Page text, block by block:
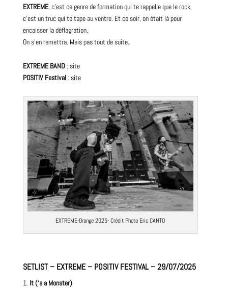
EXTREME, c’est ce genre de formation qui te rappelle que le rock,
c’est un truc qui te tape au ventre. Et ce soir, on était là pour
encaisser la déflagration.
On s’en remettra. Mais pas tout de suite.
EXTREME BAND: site
POSITIV Festival: site
EXTREME-Orange 2025- Crédit Photo Eric CANTO
SETLIST – EXTREME – POSITIV FESTIVAL – 29/07/2025
It (‘s a Monster)